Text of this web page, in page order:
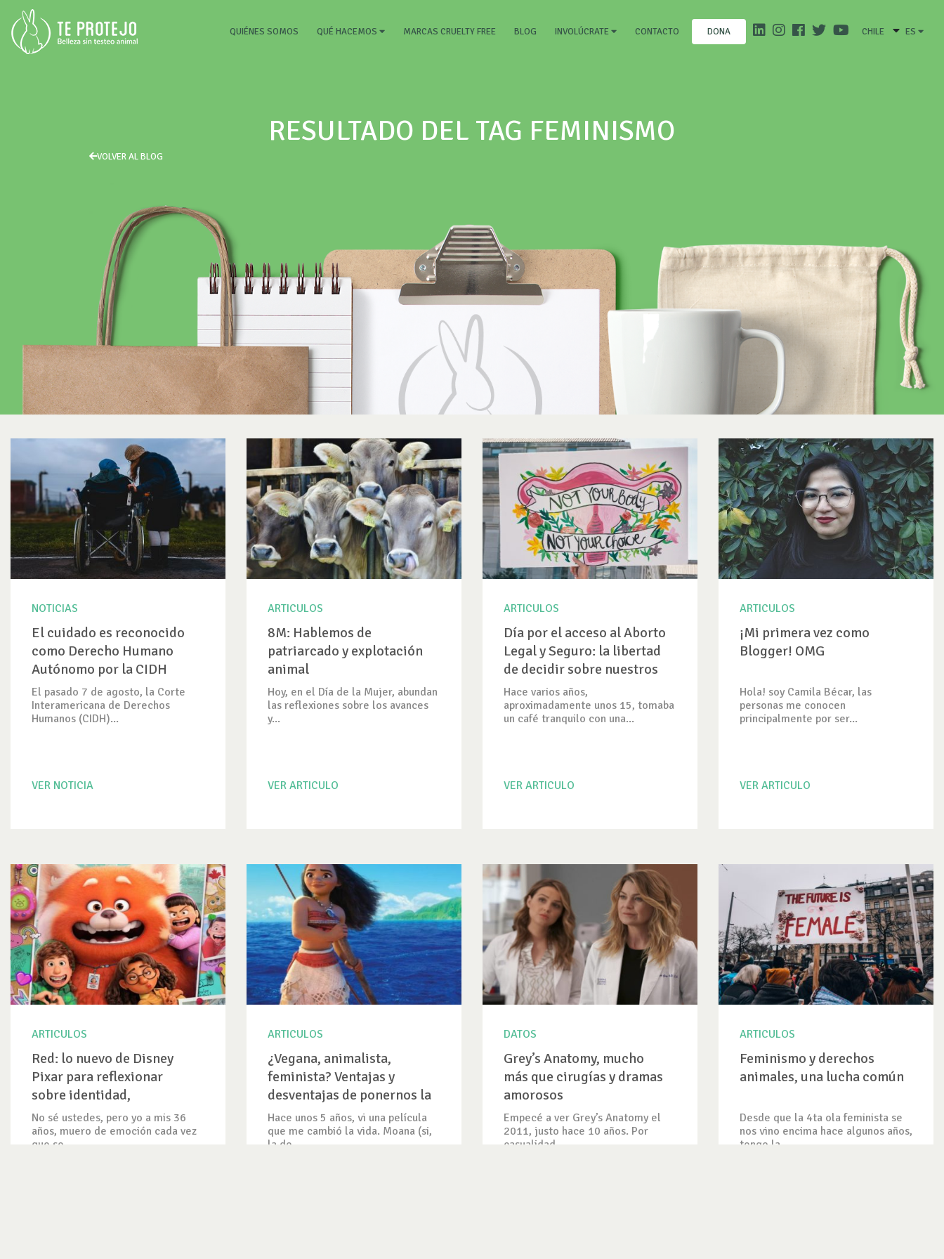
QUIÉNES SOMOS (CURRENT)
QUÉ HACEMOS MARCAS CRUELTY FREE BLOG INVOLÚCRATE CONTACTO DONA CHILE ES
RESULTADO DEL TAG FEMINISMO
VOLVER AL BLOG
NOTICIAS
El cuidado es reconocido
como Derecho Humano
Autónomo por la CIDH
El pasado 7 de agosto, la Corte
Interamericana de Derechos
Humanos (CIDH)...
VER NOTICIA
ARTICULOS
8M: Hablemos de
patriarcado y explotación
animal
Hoy, en el Día de la Mujer, abundan
las reflexiones sobre los avances
y...
VER ARTICULO
ARTICULOS
Día por el acceso al Aborto
Legal y Seguro: la libertad
de decidir sobre nuestros
cuerpos
Hace varios años,
aproximadamente unos 15, tomaba
un café tranquilo con una...
VER ARTICULO
ARTICULOS
¡Mi primera vez como
Blogger! OMG
Hola! soy Camila Bécar, las
personas me conocen
principalmente por ser...
VER ARTICULO
ARTICULOS
Red: lo nuevo de Disney
Pixar para reflexionar
sobre identidad,
emociones y vínculos
significativos
No sé ustedes, pero yo a mis 36
años, muero de emoción cada vez
que se...
ARTICULOS
¿Vegana, animalista,
feminista? Ventajas y
desventajas de ponernos la
etiqueta de una causa
Hace unos 5 años, vi una película
que me cambió la vida. Moana (si,
la de...
DATOS
Grey’s Anatomy, mucho
más que cirugías y dramas
amorosos
Empecé a ver Grey’s Anatomy el
2011, justo hace 10 años. Por
casualidad...
ARTICULOS
Feminismo y derechos
animales, una lucha común
Desde que la 4ta ola feminista se
nos vino encima hace algunos años,
tengo la...